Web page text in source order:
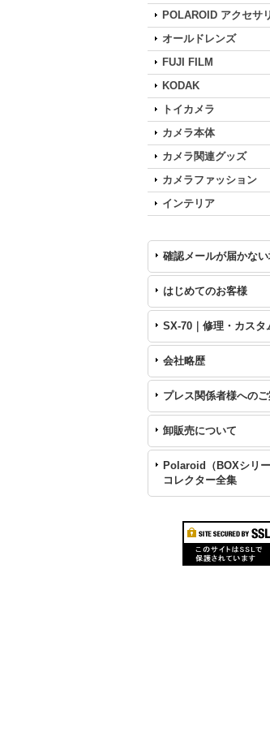
POLAROID アクセサ
オールドレンズ
FUJI FILM
KODAK
トイカメラ
カメラ本体
カメラ関連グッズ
カメラファッション
インテリア
確認メールが届かな
はじめてのお客様
SX-70｜修理・カスタ
会社略歴
プレス関係者様への
卸販売について
Polaroid（BOXシリー
コレクター全集